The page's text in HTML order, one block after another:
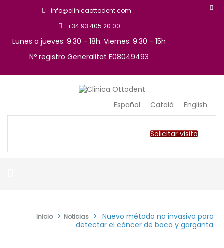
info@clinicaottodent.com
+34 93 405 20 00
Lunes a jueves: 9.30 - 18h. Viernes: 9.30 - 15h
Nº registro Generalitat E08049493
Clinica OttodentEspañol Català English
Solicitar visita
Inicio > Noticias > Nuevo método no invasivo para
detectar el cáncer de boca y garganta